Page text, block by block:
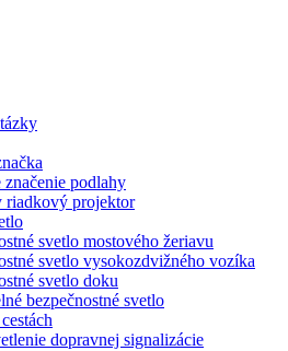
podlahy
riadkový projektor
svetlo mostového žeriavu
svetlo vysokozdvižného vozíka
svetlo doku
bezpečnostné svetlo
dopravnej signalizácie